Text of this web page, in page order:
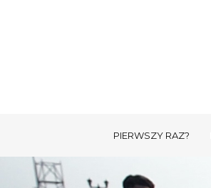
PIERWSZY RAZ?